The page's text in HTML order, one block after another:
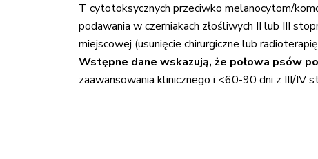
T cytotoksycznych przeciwko melanocytom/
podawania w czerniakach złośliwych II lub III
miejscowej (usunięcie chirurgiczne lub
Wstępne dane wskazują, że połowa psów
zaawansowania klinicznego i <60-90 dni z III/IV